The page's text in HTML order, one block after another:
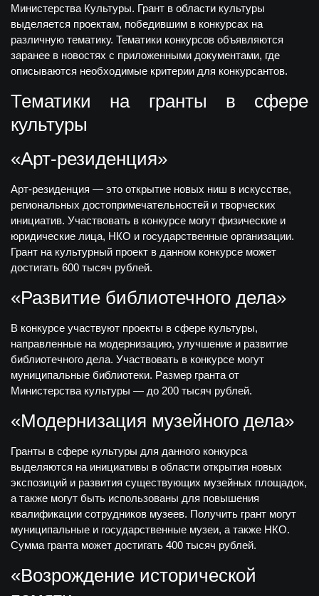
Министерства Культуры. Грант в области культуры
выделяется проектам, победившим в конкурсах на
различную тематику. Тематики конкурсов объявляются
заранее в новостях с приложенными документами, где
описываются необходимые критерии для конкурсантов.
Тематики на гранты в сфере
культуры
«Арт-резиденция»
Арт-резиденция — это открытие новых ниш в искусстве,
региональных достопримечательностей и творческих
инициатив. Участвовать в конкурсе могут физические и
юридические лица, НКО и государственные организации.
Грант на культурный проект в данном конкурсе может
достигать 600 тысяч рублей.
«Развитие библиотечного дела»
В конкурсе участвуют проекты в сфере культуры,
направленные на модернизацию, улучшение и развитие
библиотечного дела. Участвовать в конкурсе могут
муниципальные библиотеки. Размер гранта от
Министерства культуры — до 200 тысяч рублей.
«Модернизация музейного дела»
Гранты в сфере культуры для данного конкурса
выделяются на инициативы в области открытия новых
экспозиций и развития существующих музейных площадок,
а также могут быть использованы для повышения
квалификации сотрудников музеев. Получить грант могут
муниципальные и государственные музеи, а также НКО.
Сумма гранта может достигать 400 тысяч рублей.
«Возрождение исторической